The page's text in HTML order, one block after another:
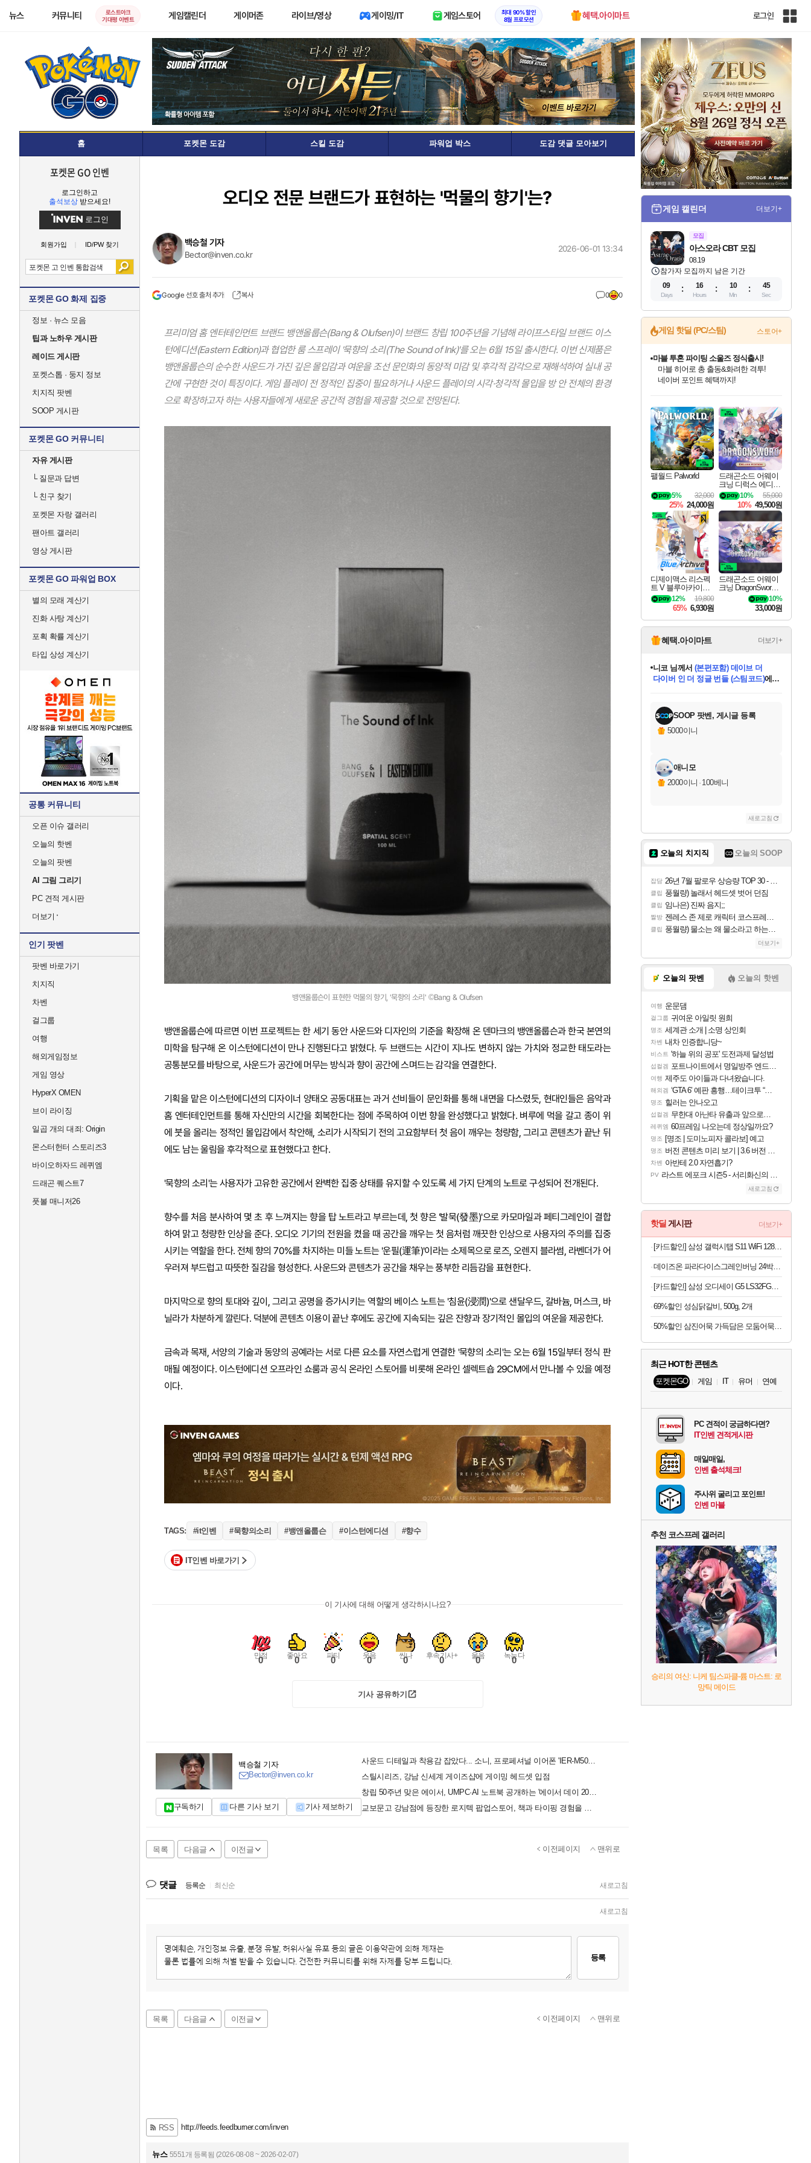
뉴스 커뮤니티
로스트아크
기대평 이벤트
게임캘린더 게이머존 라이브/영상 게이밍/IT 게임스토어
최대 90% 할인
8월 프로모션
혜택.아이마트 로그인
인
체
사
홈 포켓몬 도감 스킬 도감 파워업 박스 도감 댓글 모아보기
포켓몬 GO 인벤
로그인하고
출석보상 받으세요!
로그인
회원가입 ID/PW 찾기
포켓몬 GO 화제 집중
정보 · 뉴스 모음
팁과 노하우 게시판
레이드 게시판
포켓스톱 · 둥지 정보
치지직 팟벤
SOOP 게시판
포켓몬 GO 커뮤니티
자유 게시판
└질문과 답변
└친구 찾기
포켓몬 자랑 갤러리
팬아트 갤러리
영상 게시판
포켓몬 GO 파워업 BOX
별의 모래 계산기
진화 사탕 계산기
포획 확률 계산기
타입 상성 계산기
공통 커뮤니티
오픈 이슈 갤러리
오늘의 핫벤
오늘의 팟벤
AI 그림 그리기
PC 견적 게시판
더보기
인기 팟벤
팟벤 바로가기
치지직
차벤
걸그룹
여행
해외게임정보
게임 영상
HyperX OMEN
브이 라이징
일곱 개의 대죄: Origin
몬스터헌터 스토리즈3
바이오하자드 레퀴엠
드래곤 퀘스트7
풋볼 매니저26
오디오 전문 브랜드가 표현하는 '먹물의 향기'는?
백승철 기자
Bector@inven.co.kr
Google 선호 출처 추가 복사 0 0
2026-06-01 13:34
프리미엄 홈 엔터테인먼트 브랜드 뱅앤올룹슨(Bang & Olufsen)이 브랜드 창립 100주년을 기념해 라이프스타일 브랜드 이스
턴에디션(Eastern Edition)과 협업한 룸 스프레이 '묵향의 소리(The Sound of Ink)'를 오는 6월 15일 출시한다. 이번 신제품은
뱅앤올룹슨의 순수한 사운드가 가진 깊은 몰입감과 여운을 조선 문인화의 동양적 미감 및 후각적 감각으로 재해석하여 실내 공
간에 구현한 것이 특징이다. 게임 플레이 전 정적인 집중이 필요하거나 사운드 플레이의 시각·청각적 몰입을 방 안 전체의 환경
으로 확장하고자 하는 사용자들에게 새로운 공간적 경험을 제공할 것으로 전망된다.
뱅앤올룹슨이 표현한 먹물의 향기, '묵향의 소리' ©Bang & Olufsen
뱅앤올룹슨에 따르면 이번 프로젝트는 한 세기 동안 사운드와 디자인의 기준을 확장해 온 덴마크의 뱅앤올룹슨과 한국 본연의
미학을 탐구해 온 이스턴에디션이 만나 진행된다고 밝혔다. 두 브랜드는 시간이 지나도 변하지 않는 가치와 정교한 태도라는
공통분모를 바탕으로, 사운드가 공간에 머무는 방식과 향이 공간에 스며드는 감각을 연결한다.
기획을 맡은 이스턴에디션의 디자이너 양태오 공동대표는 과거 선비들이 문인화를 통해 내면을 다스렸듯, 현대인들은 음악과
홈 엔터테인먼트를 통해 자신만의 시간을 회복한다는 점에 주목하여 이번 향을 완성했다고 밝혔다. 벼루에 먹을 갈고 종이 위
에 붓을 올리는 정적인 몰입감에서 착안해, 소리가 시작되기 전의 고요함부터 첫 음이 깨우는 청량함, 그리고 콘텐츠가 끝난 뒤
에도 남는 울림을 후각적으로 표현했다고 한다.
'묵향의 소리'는 사용자가 고유한 공간에서 완벽한 집중 상태를 유지할 수 있도록 세 가지 단계의 노트로 구성되어 전개된다.
향수를 처음 분사하여 몇 초 후 느껴지는 향을 탑 노트라고 부르는데, 첫 향은 '발묵(發墨)'으로 카모마일과 페티그레인이 결합
하여 맑고 청량한 인상을 준다. 오디오 기기의 전원을 켰을 때 공간을 깨우는 첫 음처럼 깨끗한 인상으로 사용자의 주의를 집중
시키는 역할을 한다. 전체 향의 70%를 차지하는 미들 노트는 '운필(運筆)'이라는 소제목으로 로즈, 오렌지 블라썸, 라벤더가 어
우러져 부드럽고 따뜻한 질감을 형성한다. 사운드와 콘텐츠가 공간을 채우는 풍부한 리듬감을 표현한다.
마지막으로 향의 토대와 깊이, 그리고 공명을 증가시키는 역할의 베이스 노트는 '침윤(浸潤)'으로 샌달우드, 갈바늄, 머스크, 바
닐라가 차분하게 깔린다. 덕분에 콘텐츠 이용이 끝난 후에도 공간에 지속되는 깊은 잔향과 장기적인 몰입의 여운을 제공한다.
금속과 목재, 서양의 기술과 동양의 공예라는 서로 다른 요소를 자연스럽게 연결한 '묵향의 소리'는 오는 6월 15일부터 정식 판
매될 예정이다. 이스턴에디션 오프라인 쇼룸과 공식 온라인 스토어를 비롯해 온라인 셀렉트숍 29CM에서 만나볼 수 있을 예정
이다.
TAGS: #it인벤 #묵향의소리 #뱅앤올룹슨 #이스턴에디션 #향수
IT인벤 바로가기
이 기사에 대해 어떻게 생각하시나요?
만점
0 좋아요
0 파티
0 웃음
0 씬나
0 후속기사+
0 울음
0 녹는다
0
기사 공유하기
백승철 기자
Bector@inven.co.kr
구독하기 다른 기사 보기 기사 제보하기
사운드 디테일과 착용감 잡았다... 소니, 프로페셔널 이어폰 'IER-M500' 공개
스틸시리즈, 강남 신세계 게이즈샵에 게이밍 헤드셋 입점
창립 50주년 맞은 에이서, UMPC·AI 노트북 공개하는 '에이서 데이 2026' 개최
교보문고 강남점에 등장한 로지텍 팝업스토어, 책과 타이핑 경험을 잇는다
목록 다음글 이전글 이전페이지 맨위로
댓글 등록순 최신순 새로고침
새로고침
등록
목록 다음글 이전글 이전페이지 맨위로
RSS http://feeds.feedburner.com/inven
뉴스 5551개 등록됨 (2026-08-08 ~ 2026-02-07)
게임 캘린더 더보기+
모집
08.19
아스오라 CBT 모집
참가자 모집까지 남은 기간
09
Days
16
Hours
10
Min
44
Sec
게임 핫딜 (PC/스팀) 스토어+
최대 90% 할인가를 만나보세요!
네이버혜택과 함께 만나보세요!
50%할인&추가 적립까지!
네이버 포인트 혜택까지!
귀무자: 검의 길 예약 판매 중!
10% 할인과
이니&베니 혜택까지!
네이버 혜택가와 함께 예약하세요!
할인&네이버혜택으로 만나보세요!
네이버페이 혜택과 만나보세요!
40주년 프로모션으로 만나보세요!
할인가에 만나보세요!
일부 에디션 상시 할인!
혜택으로 예약 판매 중
편안하게 충전하세요
팰월드 Palworld
32,000
5%
25% 24,000원
드래곤소드 어웨이
크닝 디럭스 에디션
DragonSword Awake
ning Deluxe Edition
55,000
10%
10% 49,500원
디제이맥스 리스펙
트 V 블루아카이브
팩 DJMAX RESPE
CT V Blue Archive P
ack DLC
19,800
12%
65% 6,930원
드래곤소드 어웨이
크닝 DragonSword A
10%
33,000원
혜택.아이마트 더보기+
교환.
당첨되셨습니다.
니코님께서 (본편포함) 데이브 더
다이버 인 더 정글 번들 (스팀코드)에
당첨되셨습니다.
당첨되셨습니다.
당첨되셨습니다.
당첨되셨습니다.
당첨되셨습니다.
에디션 (스팀코드) 를 교환.
당첨되셨습니다.
SOOP 팟벤, 게시글 등록
5000이니
애니모
2000이니 · 100베니
새로고침
오늘의 치지직 오늘의 SOOP
잡담 26년 7월 팔로우 상승량 TOP 30 - 월간 치지직
클립 풍월량) 놀래서 헤드셋 벗어 던짐
클립 임나은) 진짜 음지;;
짤방 젠레스 존 제로 캐릭터 코스프레한 꽁주
클립 풍월량) 물소는 왜 물소라고 하는거야? 아! 그만 ㅋㅋ 알았어 ㅋㅋ
더보기+
오늘의 팟벤 오늘의 핫벤
여행 운문댐
걸그룹 귀여운 아일릿 원희
명조 세계관 소개 | 소명 상인회
차벤 내차 인증합니당~
비스트 '하늘 위의 공포' 도전과제 달성법
섭컬겜 포트나이트에서 명일방주 엔드필드 [펠리카] 판매 예정
여행 제주도 아이들과 다녀왔습니다.
해외겜 ‘GTA 6’ 예판 흥행…테이크투 “내부 예상 크게 넘어”
명조 힐러는 안나오고
섭컬겜 무한대 아난타 유출과 앞으로의 예상 (루머)
레퀴엠 60프레임 나오는데 정상일까요?
명조 [명조 | 도미노피자 콜라보] 예고
명조 버전 콘텐츠 미리 보기 | 3.6 버전 「신기루 속 등불 그림자, 속세에 깃든 검의 결심」이 8월 20일에 업데이트됩니다!
차벤 아반테 2.0 자연흡기?
PV 라스트 에포크 시즌5 - 서리화신의 분노 티저
새로고침
핫딜 게시판 더보기+
[카드할인] 삼성 갤럭시탭 S11 WiFi 128GB 27.8cm(11형) S펜포함 태블릿PC
데이즈온 파라다이스그레인버닝 24박스 (총 12개월분)
[카드할인] 삼성 오디세이 G5 LS32FG500 80.1cm(32인치) 게이밍 모니터 180Hz
69%할인 성심닭갈비, 500g, 2개
50%할인 삼진어묵 가득담은 모둠어묵탕, 484g, 2개
최근 HOT한 콘텐츠
포켓몬GO 게임 IT 유머 연예
PC 견적이 궁금하다면?
IT인벤 견적게시판
매일매일,
인벤 출석체크!
주사위 굴리고 포인트!
인벤 마블
추천 코스프레 갤러리
승리의 여신: 니케 팀스파클-륨 마스트: 로
망틱 메이드